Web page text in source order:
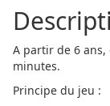
A partir de 6 ans,
minutes.
Principe du jeu :